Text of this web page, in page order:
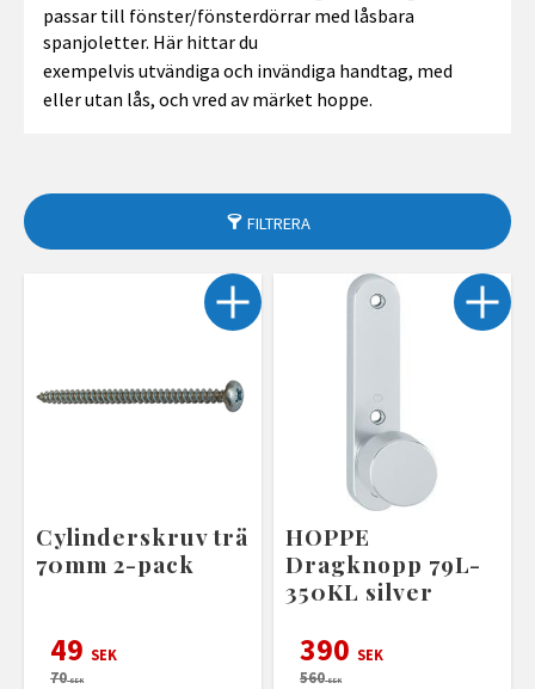
passar till fönster/fönsterdörrar med låsbara
spanjoletter. Här hittar du
exempelvis utvändiga och invändiga handtag, med
eller utan lås, och vred av märket hoppe.
FILTRERA
Cylinderskruv trä
70mm 2-pack
49 SEK
70SEK
HOPPE
Dragknopp 79L-
350KL silver
390 SEK
560SEK